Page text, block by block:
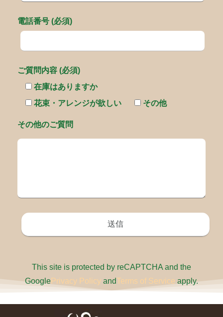
電話番号 (必須)
ご質問内容 (必須)
在庫はありますか
花束・アレンジが欲しい
その他
その他のご質問
This site is protected by reCAPTCHA and the
GooglePrivacy Policy andTerms of Service apply.